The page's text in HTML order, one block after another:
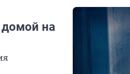
на